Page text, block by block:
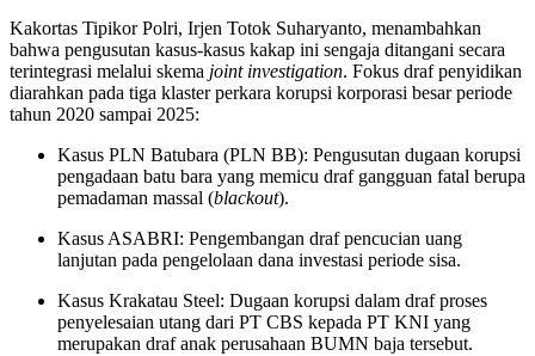
Kakortas Tipikor Polri, Irjen Totok Suharyanto, menambahkan
bahwa pengusutan kasus-kasus kakap ini sengaja ditangani secara
terintegrasi melalui skema joint investigation. Fokus draf penyidikan
diarahkan pada tiga klaster perkara korupsi korporasi besar periode
tahun 2020 sampai 2025:
Kasus PLN Batubara (PLN BB): Pengusutan dugaan korupsi
pengadaan batu bara yang memicu draf gangguan fatal berupa
pemadaman massal (blackout).
Kasus ASABRI: Pengembangan draf pencucian uang
lanjutan pada pengelolaan dana investasi periode sisa.
Kasus Krakatau Steel: Dugaan korupsi dalam draf proses
penyelesaian utang dari PT CBS kepada PT KNI yang
merupakan draf anak perusahaan BUMN baja tersebut.